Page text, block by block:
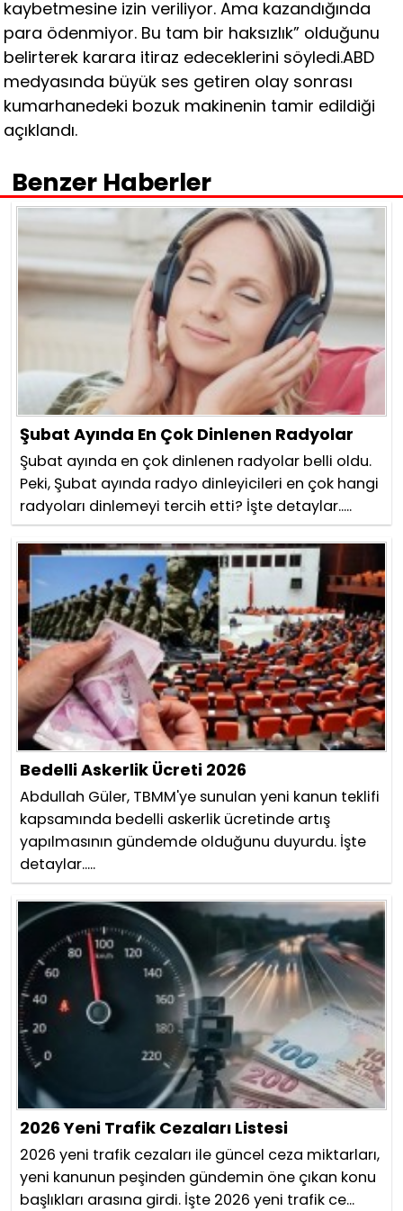
kaybetmesine izin veriliyor. Ama kazandığında
para ödenmiyor. Bu tam bir haksızlık” olduğunu
belirterek karara itiraz edeceklerini söyledi.ABD
medyasında büyük ses getiren olay sonrası
kumarhanedeki bozuk makinenin tamir edildiği
açıklandı.
Benzer Haberler
Şubat Ayında En Çok Dinlenen Radyolar
Şubat ayında en çok dinlenen radyolar belli oldu.
Peki, Şubat ayında radyo dinleyicileri en çok hangi
radyoları dinlemeyi tercih etti? İşte detaylar.....
Bedelli Askerlik Ücreti 2026
Abdullah Güler, TBMM'ye sunulan yeni kanun teklifi
kapsamında bedelli askerlik ücretinde artış
yapılmasının gündemde olduğunu duyurdu. İşte
detaylar.....
2026 Yeni Trafik Cezaları Listesi
2026 yeni trafik cezaları ile güncel ceza miktarları,
yeni kanunun peşinden gündemin öne çıkan konu
başlıkları arasına girdi. İşte 2026 yeni trafik ce...